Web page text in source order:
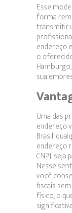
Esse
forma
transmitir
endereço
o
sua
Uma das
endereço
Brasil,
endereço
CNPJ,
Nesse
você
fiscais
físico, o